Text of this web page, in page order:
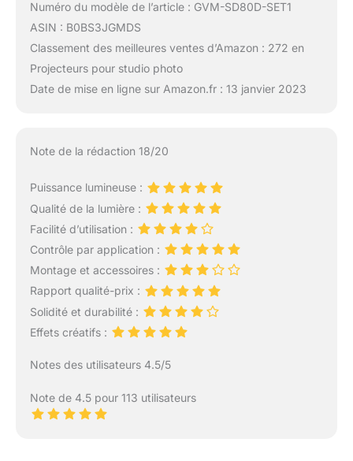
Numéro du modèle de l’article : GVM-SD80D-SET1
ASIN : B0BS3JGMDS
Classement des meilleures ventes d’Amazon : 272 en
Projecteurs pour studio photo
Date de mise en ligne sur Amazon.fr : 13 janvier 2023
Note de la rédaction 18/20
Puissance lumineuse :
Qualité de la lumière :
Facilité d’utilisation :
Contrôle par application :
Montage et accessoires :
Rapport qualité-prix :
Solidité et durabilité :
Effets créatifs :
Notes des utilisateurs 4.5/5
Note de 4.5 pour 113 utilisateurs